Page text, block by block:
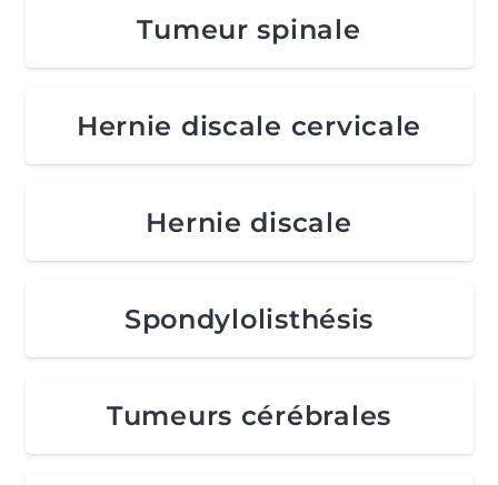
Tumeur spinale
Hernie discale cervicale
Hernie discale
Spondylolisthésis
Tumeurs cérébrales